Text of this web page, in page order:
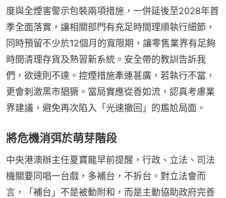
度與全煙害警示包裝兩項措施，一併延後至2028年首
季全面落實，讓相關部門有充足時間理順執行細節，
同時預留不少於12個月的寬限期，讓零售業界有足夠
時間清理存貨及熟習新系統。安全帶的教訓告訴我
們，欲速則不達。控煙措施牽連甚廣，若執行不當，
更會刺激黑市猖獗。當局實應從善如流，認真考慮業
界建議，避免再次陷入「光速撤回」的尷尬局面。
將危機消弭於萌芽階段
中央港澳辦主任夏寶龍早前提醒，行政、立法、司法
機關要同唱一台戲，多補台，不拆台。對立法會而
言，「補台」不是被動附和，而是主動協助政府完善